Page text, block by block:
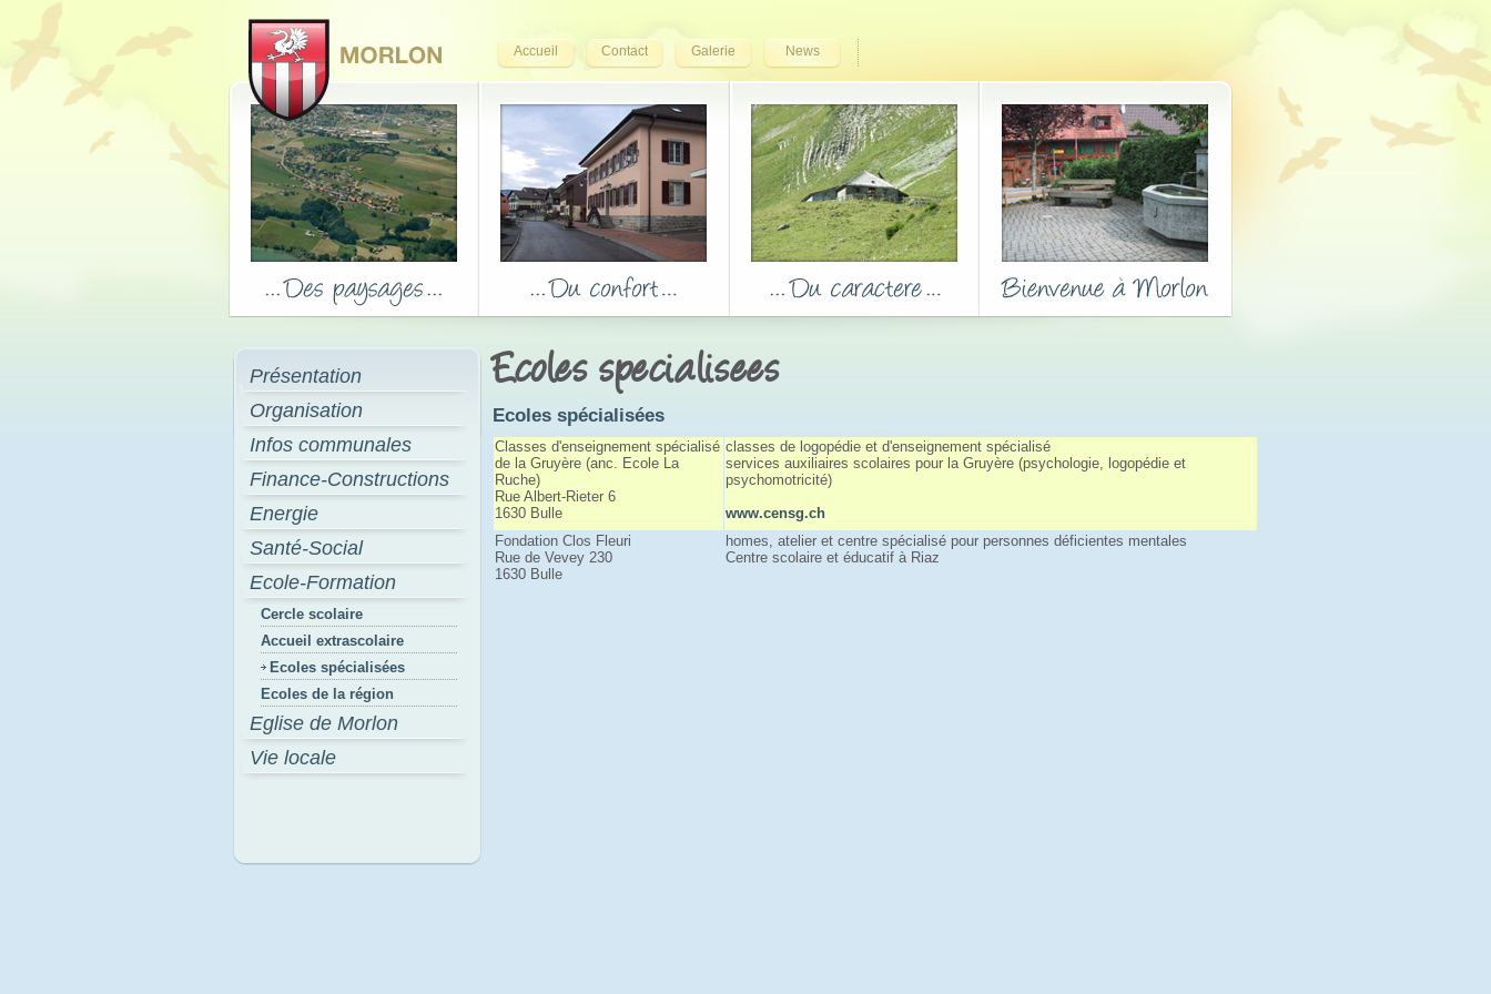
Accueil Contact Galerie News
Présentation
Organisation
Infos communales
Finance-Constructions
Energie
Santé-Social
Ecole-Formation
Cercle scolaire
Accueil extrascolaire
Ecoles spécialisées
Ecoles de la région
Eglise de Morlon
Vie locale
Ecoles specialisees
Ecoles spécialisées
Classes d'enseignement spécialisé
de la Gruyère (anc. Ecole La
Ruche)
Rue Albert-Rieter 6
1630 Bulle
classes de logopédie et d'enseignement spécialisé
services auxiliaires scolaires pour la Gruyère (psychologie, logopédie et
psychomotricité)
www.censg.ch
Fondation Clos Fleuri
Rue de Vevey 230
1630 Bulle
homes, atelier et centre spécialisé pour personnes déficientes mentales
Centre scolaire et éducatif à Riaz